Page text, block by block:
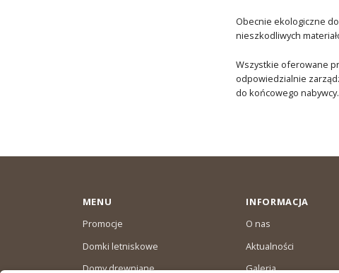
Obecnie ekologiczne
nieszkodliwych
Wszystkie oferowane
odpowiedzialnie
do końcowego nabywcy.
MENU
Promocje
Domki letniskowe
Domy drewniane
INFORMACJA
O nas
Aktualności
Galeria